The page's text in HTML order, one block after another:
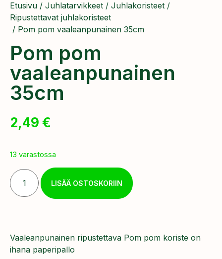
Etusivu / Juhlatarvikkeet / Juhlakoristeet /
Ripustettavat juhlakoristeet
/ ​Pom pom vaaleanpunainen 35cm
​Pom pom
vaaleanpunainen
35cm
2,49 €
13 varastossa
LISÄÄ OSTOSKORIIN
Vaaleanpunainen ripustettava Pom pom koriste on
ihana paperipallo